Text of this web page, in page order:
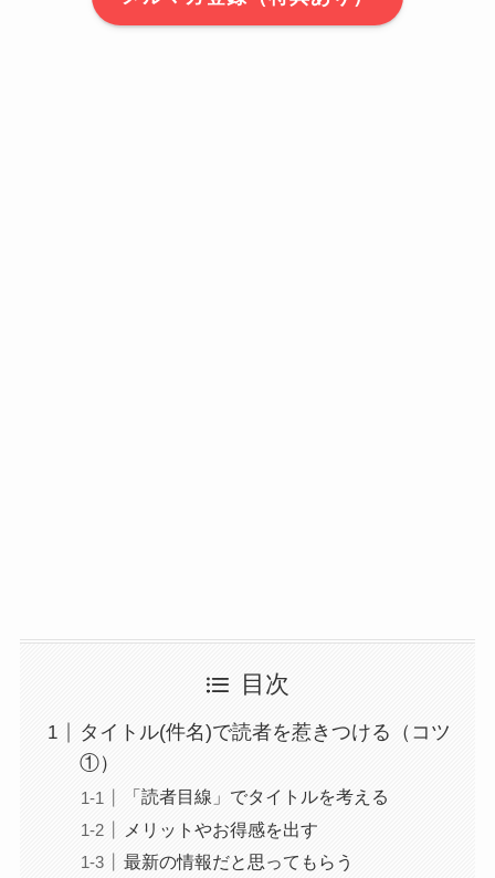
目次
タイトル(件名)で読者を惹きつける（コツ
①）
「読者目線」でタイトルを考える
メリットやお得感を出す
最新の情報だと思ってもらう